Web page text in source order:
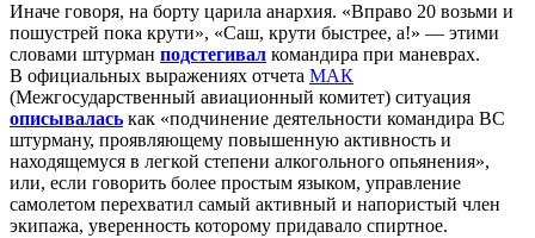
Иначе говоря, на борту царила анархия. «Вправо 20 возьми и
пошустрей пока крути», «Саш, крути быстрее, а!» — этими
словами штурман подстегивал командира при маневрах.
В официальных выражениях отчета МАК
(Межгосударственный авиационный комитет) ситуация
описывалась как «подчинение деятельности командира ВС
штурману, проявляющему повышенную активность и
находящемуся в легкой степени алкогольного опьянения»,
или, если говорить более простым языком, управление
самолетом перехватил самый активный и напористый член
экипажа, уверенность которому придавало спиртное.